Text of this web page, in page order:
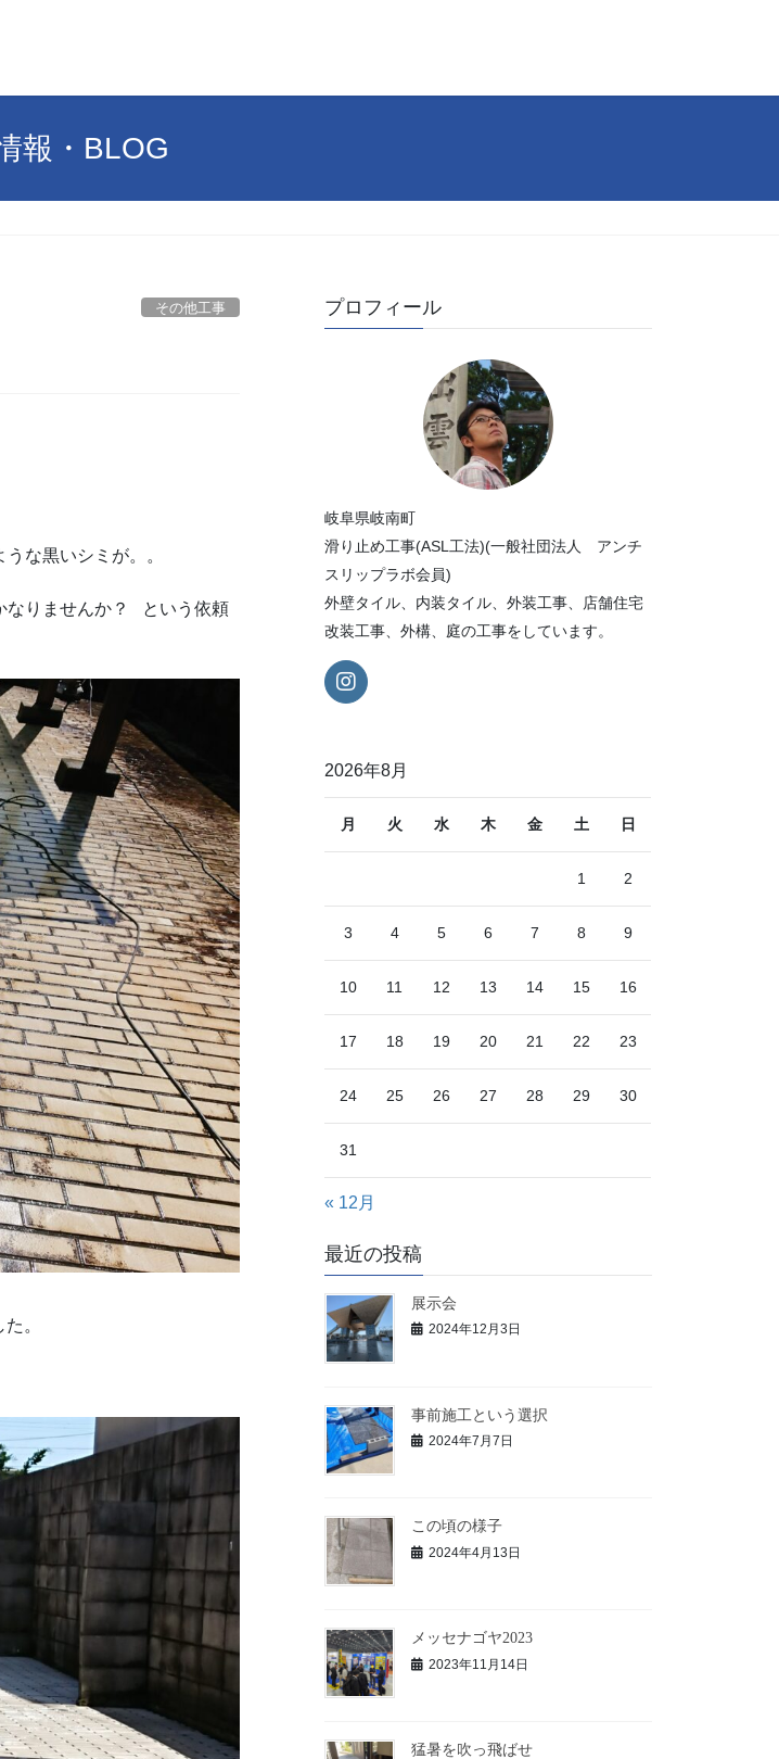
報・BLOG
その他工事
な黒いシミが。。
なりませんか？ という依頼
。
プロフィール
岐阜県岐南町
滑り止め工事(ASL工法)(一般社団法人 アンチ
スリップラボ会員)
外壁タイル、内装タイル、外装工事、店舗住宅
改装工事、外構、庭の工事をしています。
2026年8月
月 火 水 木 金 土 日
1 2
3 4 5 6 7 8 9
10 11 12 13 14 15 16
17 18 19 20 21 22 23
24 25 26 27 28 29 30
31
« 12月
最近の投稿
展示会
2024年12月3日
事前施工という選択
2024年7月7日
この頃の様子
2024年4月13日
メッセナゴヤ2023
2023年11月14日
猛暑を吹っ飛ばせ